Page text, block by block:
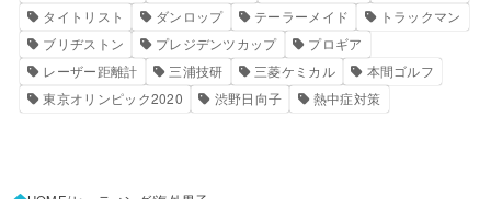
タイトリスト
ダンロップ テーラーメイド
トラックマン
ブリヂストン
プレジデンツカップ
プロギア
レーザー距離計
三浦技研 三菱ケミカル
本間ゴルフ
東京オリンピック2020
渋野日向子 熱中症対策